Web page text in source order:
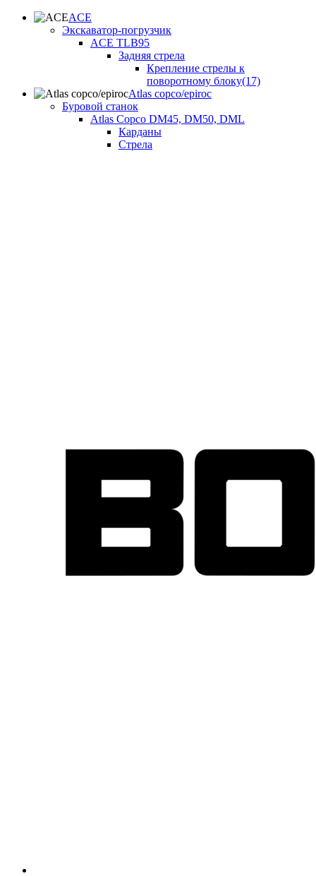
ACE
Экскаватор-погрузчик
ACE TLB95
Задняя стрела
Крепление стрелы к
поворотному блоку(17)
Atlas copco/epiroc
Буровой станок
Atlas Copco DM45, DM50, DML
Карданы
Стрела